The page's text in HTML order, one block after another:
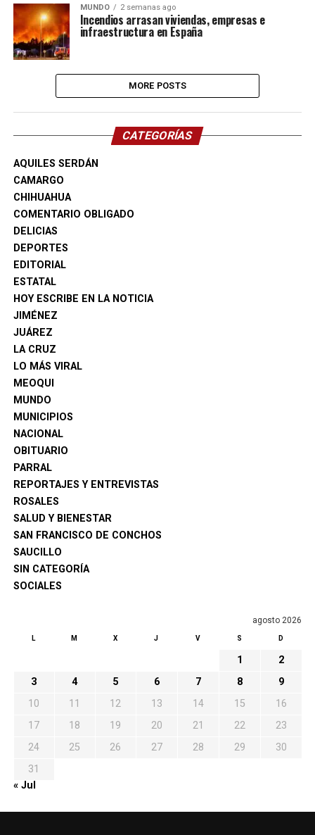
MUNDO 2 semanas ago
Incendios arrasan viviendas, empresas e
infraestructura en España
MORE POSTS
CATEGORÍAS
AQUILES SERDÁN
CAMARGO
CHIHUAHUA
COMENTARIO OBLIGADO
DELICIAS
DEPORTES
EDITORIAL
ESTATAL
HOY ESCRIBE EN LA NOTICIA
JIMÉNEZ
JUÁREZ
LA CRUZ
LO MÁS VIRAL
MEOQUI
MUNDO
MUNICIPIOS
NACIONAL
OBITUARIO
PARRAL
REPORTAJES Y ENTREVISTAS
ROSALES
SALUD Y BIENESTAR
SAN FRANCISCO DE CONCHOS
SAUCILLO
SIN CATEGORÍA
SOCIALES
agosto 2026
L M X J V S D
1
2
3
4 5 6 7 8
9
10
11 12 13 14 15
16
17
18 19 20 21 22
23
24
25 26 27 28 29
30
31
« Jul